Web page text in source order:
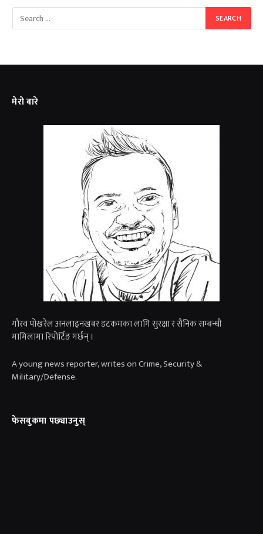
मेरो बारे
गाैरव पोखरेल अनलाइनखबर डटकमका लागि सुरक्षा र सैनिक सम्बन्धी
मामिलामा रिपोर्टिङ गर्छन् ।
A young news reporter, writes on Crime, Security &
Military/Defense.
फेसबुकमा पछ्याउनुस्